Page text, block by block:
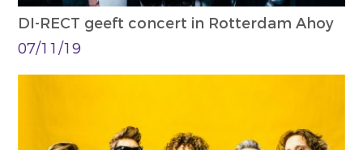
DI-RECT geeft concert in Rotterdam Ahoy
07/11/19